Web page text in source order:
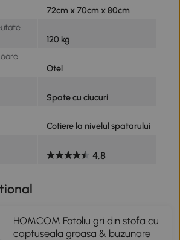
72cm x 70cm x 80cm
120 kg
Otel
Spate cu ciucuri
Cotiere la nivelul spatarului
4.8
HOMCOM Fotoliu gri din stofa cu
captuseala groasa & buzunare